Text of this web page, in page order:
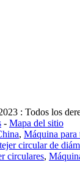
: Todos los
- Mapa del sitio
, Máquina para
circular de
circulares,